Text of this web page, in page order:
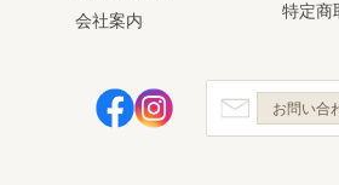
会社案内
特定商
お問い合